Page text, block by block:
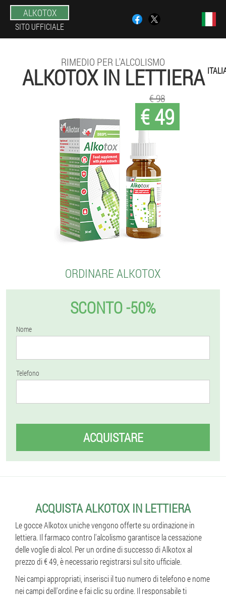
ALKOTOX
SITO UFFICIALE
RIMEDIO PER L'ALCOLISMO
ALKOTOX IN LETTIERA
€ 49
€ 98
ORDINARE ALKOTOX
SCONTO -50%
Nome
Telefono
ACQUISTARE
ACQUISTA ALKOTOX IN LETTIERA
Le gocce Alkotox uniche vengono offerte su ordinazione in
lettiera. Il farmaco contro l'alcolismo garantisce la cessazione
delle voglie di alcol. Per un ordine di successo di Alkotox al
prezzo di € 49, è necessario registrarsi sul sito ufficiale.
Nei campi appropriati, inserisci il tuo numero di telefono e nome
nei campi dell'ordine e fai clic su ordine. Il responsabile ti